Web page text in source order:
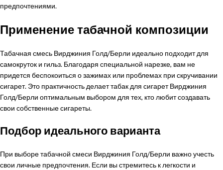
предпочтениями.
Применение табачной композиции
Табачная смесь Вирджиния Голд/Берли идеально подходит для
самокруток и гильз. Благодаря специальной нарезке, вам не
придется беспокоиться о зажимах или проблемах при скручивании
сигарет. Это практичность делает табак для сигарет Вирджиния
Голд/Берли оптимальным выбором для тех, кто любит создавать
свои собственные сигареты.
Подбор идеального варианта
При выборе табачной смеси Вирджиния Голд/Берли важно учесть
свои личные предпочтения. Если вы стремитесь к легкости и